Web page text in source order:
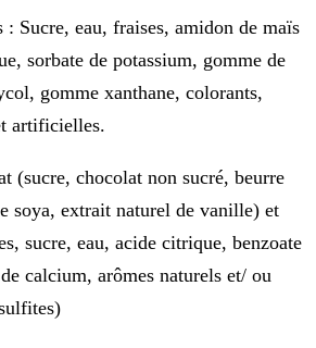
: Sucre, eau, fraises, amidon de maïs
sorbate de potassium, gomme de
gomme xanthane, colorants,
artificielles.
(sucre, chocolat non sucré, beurre
soya, extrait naturel de vanille) et
sucre, eau, acide citrique, benzoate
calcium, arômes naturels et/ ou